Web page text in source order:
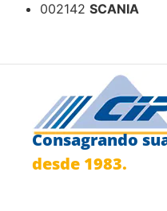
002142 SCANIA
Consagrando
desde 1983.